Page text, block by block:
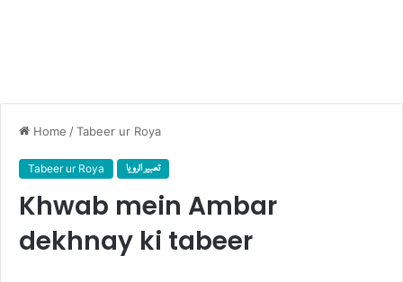
Home /Tabeer ur Roya
Tabeer ur Roya تعبیر الرویا
Khwab mein Ambar
dekhnay ki tabeer